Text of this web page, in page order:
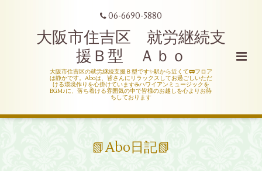
06-6690-5880
大阪市住吉区 就労継続支
援Ｂ型 Ａｂｏ
大阪市住吉区の就労継続支援Ｂ型です✨駅から近くて🚃フロア
は静かです。Aboは、皆さんにリラックスしてお過ごしいただ
ける環境作りを心掛けています☕ハワイアンミュージックを
BGM♪に、落ち着ける雰囲気の中で皆様のお越しを心よりお待
ちしております
📗Abo日記📗